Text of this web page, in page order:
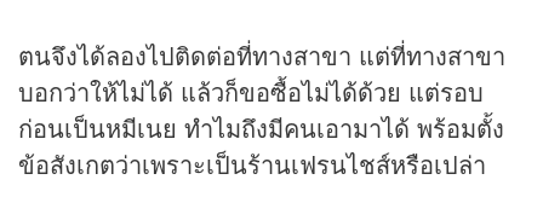
ตนจึงได้ลองไปติดต่อที่ทางสาขา แต่ที่ทางสาขา
บอกว่าให้ไม่ได้ แล้วก็ขอซื้อไม่ได้ด้วย แต่รอบ
ก่อนเป็นหมีเนย ทำไมถึงมีคนเอามาได้ พร้อมตั้ง
ข้อสังเกตว่าเพราะเป็นร้านเฟรนไชส์หรือเปล่า